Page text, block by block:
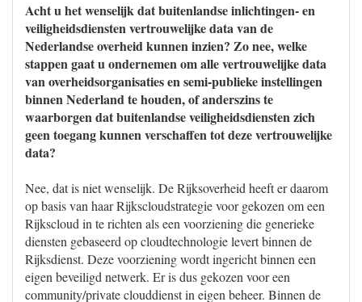
Acht u het wenselijk dat buitenlandse inlichtingen- en
veiligheidsdiensten vertrouwelijke data van de
Nederlandse overheid kunnen inzien? Zo nee, welke
stappen gaat u ondernemen om alle vertrouwelijke data
van overheidsorganisaties en semi-publieke instellingen
binnen Nederland te houden, of anderszins te
waarborgen dat buitenlandse veiligheidsdiensten zich
geen toegang kunnen verschaffen tot deze vertrouwelijke
data?
Nee, dat is niet wenselijk. De Rijksoverheid heeft er daarom
op basis van haar Rijkscloudstrategie voor gekozen om een
Rijkscloud in te richten als een voorziening die generieke
diensten gebaseerd op cloudtechnologie levert binnen de
Rijksdienst. Deze voorziening wordt ingericht binnen een
eigen beveiligd netwerk. Er is dus gekozen voor een
community/private clouddienst in eigen beheer. Binnen de